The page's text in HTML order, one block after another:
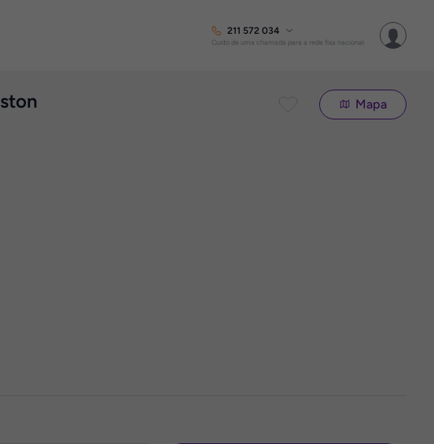
211 572 034
Custo de uma chamada para a rede fixa nacional
Mapa